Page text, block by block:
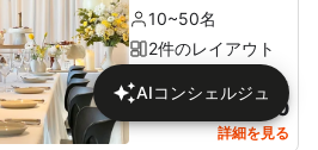
10~50名
2件のレイアウト
1人あたり予想価格
137,680
詳細を見る
AIコンシェルジュ